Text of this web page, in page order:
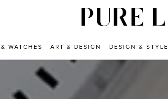
WATCHES ART & DESIGN DESIGN & STYLE